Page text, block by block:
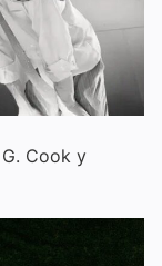
Cook y